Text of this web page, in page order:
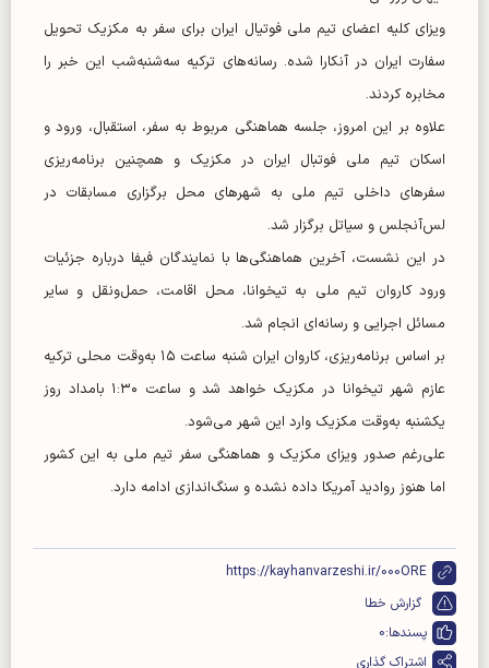
ویزای کلیه اعضای تیم ملی فوتیال ایران برای سفر به مکزیک تحویل
سفارت ایران در آنکارا شده. رسانه‌های ترکیه سه‌شنبه‌شب این خبر را
مخابره کردند.
علاوه بر این امروز، جلسه هماهنگی مربوط به سفر، استقبال، ورود و
اسکان تیم ملی فوتبال ایران در مکزیک و همچنین برنامه‌ریزی
سفرهای داخلی تیم ملی به شهرهای محل برگزاری مسابقات در
لس‌آنجلس و سیاتل برگزار شد.
در این نشست، آخرین هماهنگی‌ها با نمایندگان فیفا درباره جزئیات
ورود کاروان تیم ملی به تیخوانا، محل اقامت، حمل‌ونقل و سایر
مسائل اجرایی و رسانه‌ای انجام شد.
بر اساس برنامه‌ریزی، کاروان ایران شنبه ساعت ۱۵ به‌وقت محلی ترکیه
عازم شهر تیخوانا در مکزیک خواهد شد و ساعت ۱:۳۰ بامداد روز
یکشنبه به‌وقت مکزیک وارد این شهر می‌شود.
علی‌رغم صدور ویزای مکزیک و هماهنگی سفر تیم ملی به این کشور
اما هنوز روادید آمریکا داده نشده و سنگ‌اندازی ادامه دارد.
https://kayhanvarzeshi.ir/000ORE
گزارش خطا
پسندها:0
اشتراک گذاری